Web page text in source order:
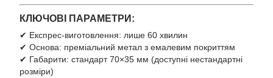
КЛЮЧОВІ ПАРАМЕТРИ:
✔ Експрес-виготовлення: лише 60 хвилин
✔ Основа: преміальний метал з емалевим покриттям
✔ Габарити: стандарт 70×35 мм (доступні нестандартні
розміри)